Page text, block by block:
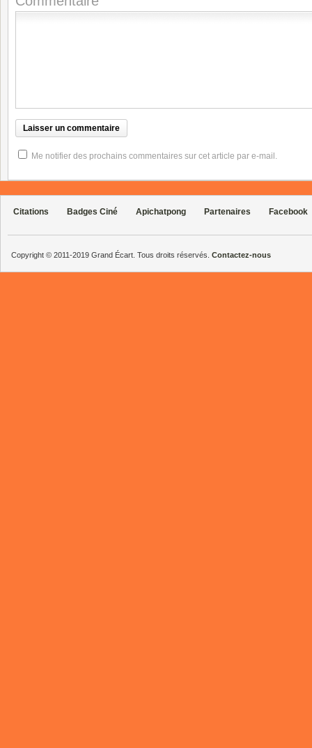
Me notifier des prochains commentaires sur cet article par e-mail.
Citations Badges Ciné Apichatpong Partenaires Facebook
Copyright © 2011-2019 Grand Écart. Tous droits réservés. Contactez-nous